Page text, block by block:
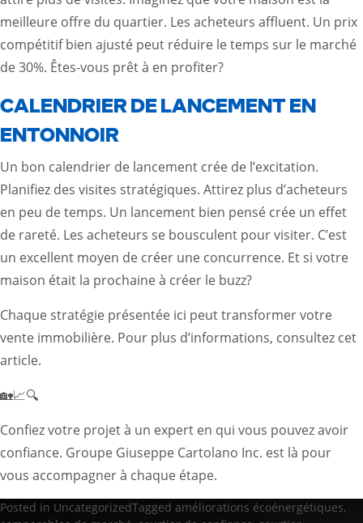
meilleure offre du quartier. Les acheteurs affluent. Un prix
compétitif bien ajusté peut réduire le temps sur le marché
de 30%. Êtes-vous prêt à en profiter?
CALENDRIER DE LANCEMENT EN
ENTONNOIR
Un bon calendrier de lancement crée de l’excitation.
Planifiez des visites stratégiques. Attirez plus d’acheteurs
en peu de temps. Un lancement bien pensé crée un effet
de rareté. Les acheteurs se bousculent pour visiter. C’est
un excellent moyen de créer une concurrence. Et si votre
maison était la prochaine à créer le buzz?
Chaque stratégie présentée ici peut transformer votre
vente immobilière. Pour plus d’informations, consultez cet
article.
🏡📈🔍
Confiez votre projet à un expert en qui vous pouvez avoir
confiance. Groupe Giuseppe Cartolano Inc. est là pour
vous accompagner à chaque étape.
Posted in UncategorizedTagged améliorations écoénergétiques,